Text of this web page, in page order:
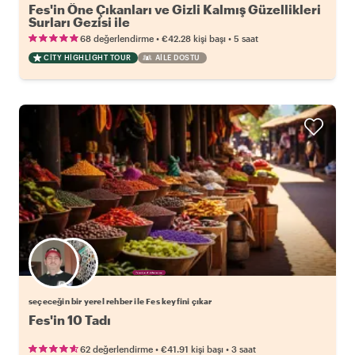
Fes'in Öne Çıkanları ve Gizli Kalmış Güzellikleri
Surları Gezisi ile
68 değerlendirme • €42.28 kişi başı • 5 saat
CITY HIGHLIGHT TOUR AILE DOSTU
Favori yerel rehberini seç
seçeceğin bir yerel rehber ile Fes keyfini çıkar
Fes'in 10 Tadı
62 değerlendirme • €41.91 kişi başı • 3 saat